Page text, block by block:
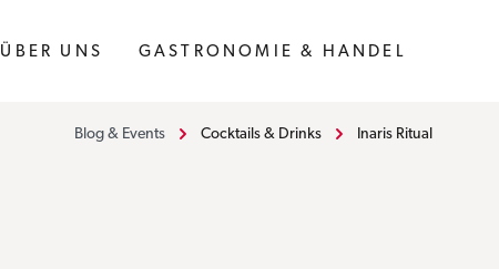
ÜBER UNS GASTRONOMIE & HANDEL
Blog & Events Cocktails & Drinks Inaris Ritual